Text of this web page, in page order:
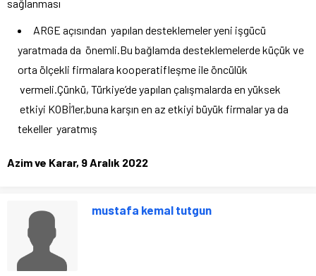
sağlanması
ARGE açısından yapılan desteklemeler yeni işgücü
yaratmada da önemli.Bu bağlamda desteklemelerde küçük ve
orta ölçekli firmalara kooperatifleşme ile öncülük
vermeli.Çünkü, Türkiye’de yapılan çalışmalarda en yüksek
etkiyi KOBİ’ler,buna karşın en az etkiyi büyük firmalar ya da
tekeller yaratmış
Azim ve Karar, 9 Aralık 2022
mustafa kemal tutgun